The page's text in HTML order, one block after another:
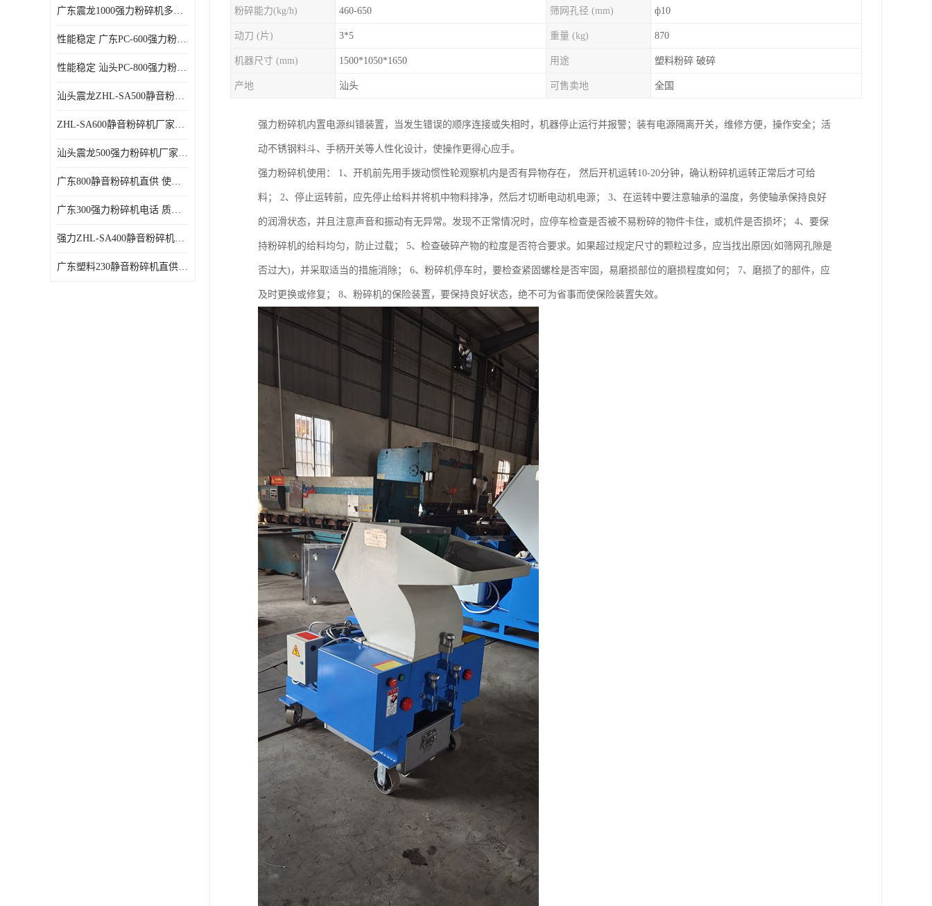
广东震龙1000强力粉碎机多少钱一台 使用方便
性能稳定 广东PC-600强力粉碎机电话
性能稳定 汕头PC-800强力粉碎机厂家批发
汕头震龙ZHL-SA500静音粉碎机多少钱一台
ZHL-SA600静音粉碎机厂家电话 质量可靠
汕头震龙500强力粉碎机厂家批发 噪音低
广东800静音粉碎机直供 使用寿命长
广东300强力粉碎机电话 质量可靠
强力ZHL-SA400静音粉碎机多少钱一台 密封防尘
广东塑料230静音粉碎机直供 使用寿命长
粉碎能力(kg/h) 460-650 筛网孔径 (mm) ф10
动刀 (片) 3*5 重量 (kg) 870
机器尺寸 (mm) 1500*1050*1650 用途 塑料粉碎 破碎
产地 汕头 可售卖地 全国
强力粉碎机内置电源纠错装置，当发生错误的顺序连接或失相时，机器停止运行并报警；装有电源隔离开关，维修方便，操作安全；活
动不锈钢料斗、手柄开关等人性化设计，使操作更得心应手。
强力粉碎机使用： 1、开机前先用手拨动惯性轮观察机内是否有异物存在， 然后开机运转10-20分钟，确认粉碎机运转正常后才可给
料； 2、停止运转前，应先停止给料并将机中物料排净，然后才切断电动机电源； 3、在运转中要注意轴承的温度，务使轴承保持良好
的润滑状态，并且注意声音和振动有无异常。发现不正常情况时，应停车检查是否被不易粉碎的物件卡住，或机件是否损坏； 4、要保
持粉碎机的给料均匀，防止过载； 5、检查破碎产物的粒度是否符合要求。如果超过规定尺寸的颗粒过多，应当找出原因(如筛网孔隙是
否过大)，并采取适当的措施消除； 6、粉碎机停车时，要检查紧固螺栓是否牢固，易磨损部位的磨损程度如何； 7、磨损了的部件，应
及时更换或修复； 8、粉碎机的保险装置，要保持良好状态，绝不可为省事而使保险装置失效。